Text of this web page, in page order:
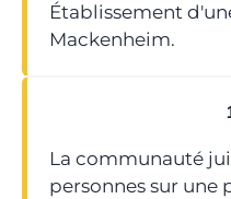
Établissement
Mackenheim.
La communauté
personnes sur